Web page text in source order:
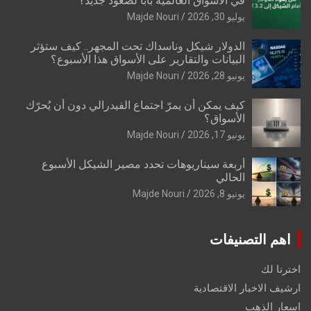
يوليو 30, 2026 Majde Nouri
الدولار شيكل وناسداك تحت المجهر.. كيف ستؤثر
البيانات والتقارير على الأسواق هذا الأسبوع؟
يونيو 28, 2026 Majde Nouri
كيف يمكن أن يمرّ اجتماع الفيدرالي دون أن يُحرّك
الأسواق؟
يونيو 17, 2026 Majde Nouri
أربعة سيناريوهات تحدد مصير الشيكل الأسبوع
الحالي
يونيو 8, 2026 Majde Nouri
اهم التصنيفات
اخترنا لك
ارشيف الاخبار الاقتصادية
اسعار الذهب